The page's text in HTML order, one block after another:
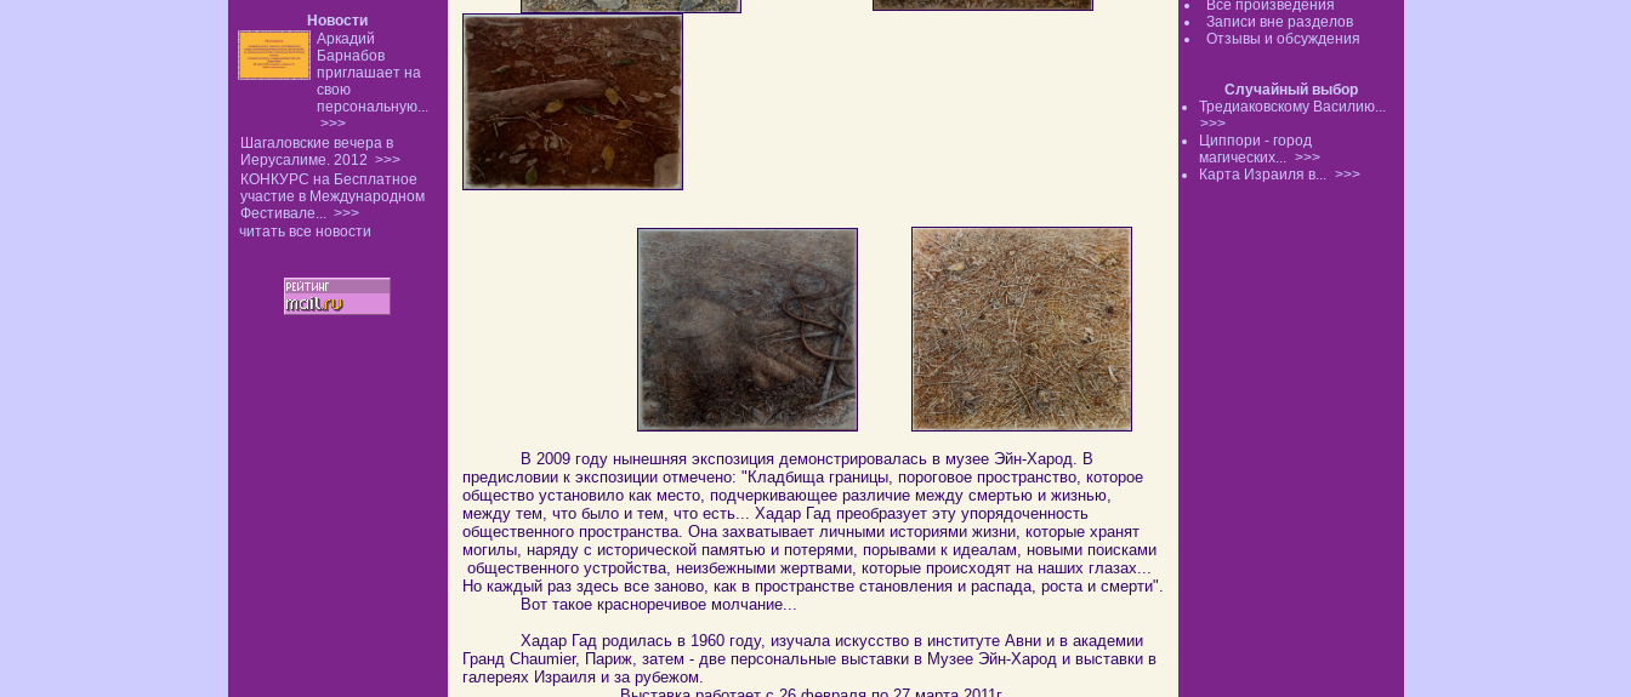
Все произведения
Записи вне разделов
Отзывы и обсуждения
Случайный выбор
Тредиаковскому Василию...
>>>
Циппори - город
магических... >>>
Карта Израиля в... >>>
Новости
Аркадий
Барнабов
приглашает на
свою
персональную...
>>>
Шагаловские вечера в
Иерусалиме. 2012 >>>
КОНКУРС на Бесплатное
участие в Международном
Фестивале... >>>
читать все новости
В 2009 году нынешняя экспозиция демонстрировалась в музее Эйн-Харод. В
предисловии к экспозиции отмечено: "Кладбища границы, пороговое пространство, которое
общество установило как место, подчеркивающее различие между смертью и жизнью,
между тем, что было и тем, что есть... Хадар Гад преобразует эту упорядоченность
общественного пространства. Она захватывает личными историями жизни, которые хранят
могилы, наряду с исторической памятью и потерями, порывами к идеалам, новыми поисками
общественного устройства, неизбежными жертвами, которые происходят на наших глазах...
Но каждый раз здесь все заново, как в пространстве становления и распада, роста и смерти".
Вот такое красноречивое молчание...
Хадар Гад родилась в 1960 году, изучала искусство в институте Авни и в академии
Гранд Chaumier, Париж, затем - две персональные выставки в Музее Эйн-Харод и выставки в
галереях Израиля и за рубежом.